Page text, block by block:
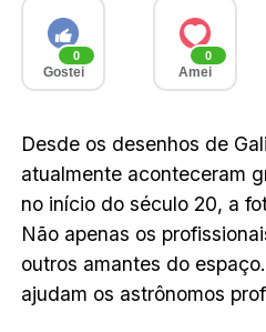
0
Gostei
0
Amei
Desde os desenhos de
atualmente aconteceram
no início do século 20, a
Não apenas os
outros amantes do
ajudam os astrônomos